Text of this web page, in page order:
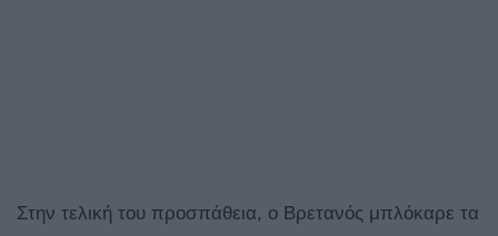
Στην τελική του προσπάθεια, ο Βρετανός μπλόκαρε τα